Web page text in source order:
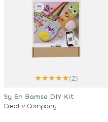
★★★★★(2)
Sy En Bamse DIY Kit
Creativ Company